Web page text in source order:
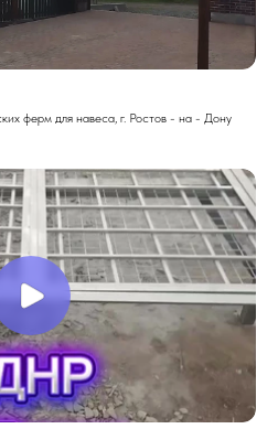
ферм для навеса, г. Ростов - на - Дону